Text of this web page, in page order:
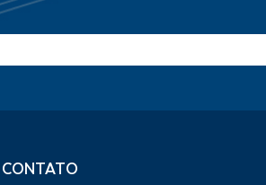
CONTATO